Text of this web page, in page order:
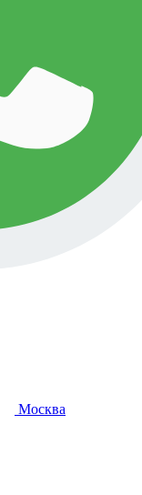
Москва